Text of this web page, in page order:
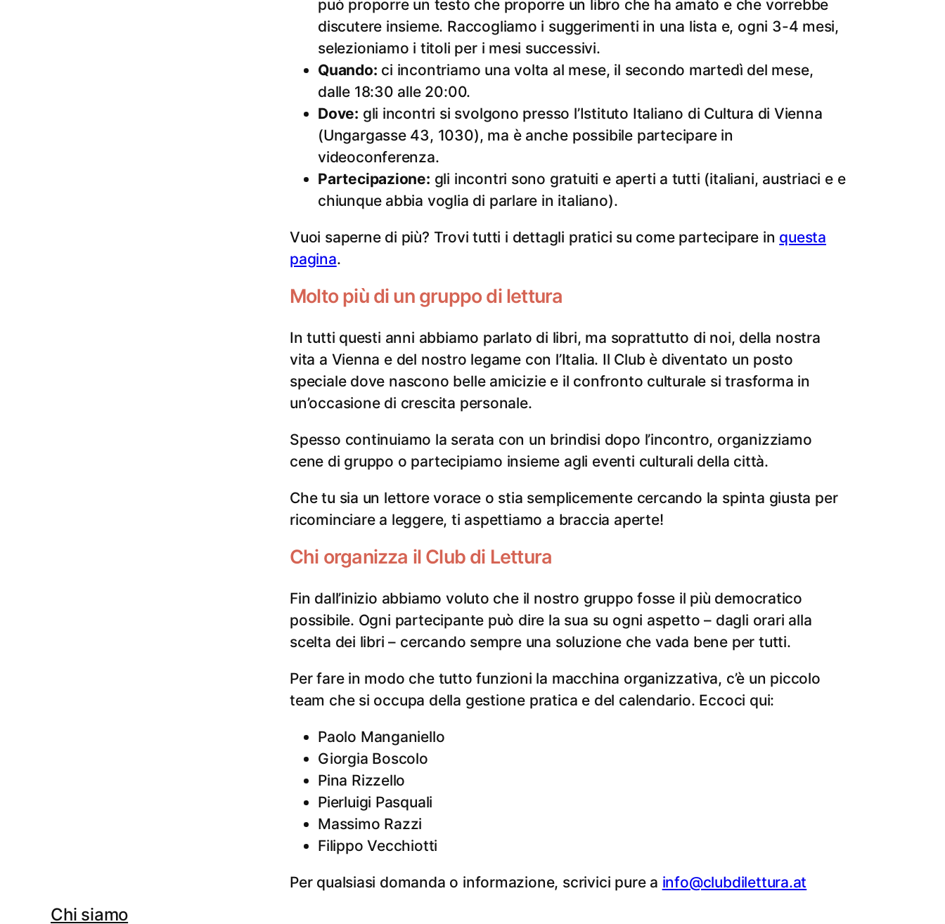
Chi siamo
può proporre un testo che proporre un libro che ha amato e che vorrebbe
discutere insieme. Raccogliamo i suggerimenti in una lista e, ogni 3-4 mesi,
selezioniamo i titoli per i mesi successivi.
Quando: ci incontriamo una volta al mese, il secondo martedì del mese,
dalle 18:30 alle 20:00.
Dove: gli incontri si svolgono presso l’Istituto Italiano di Cultura di Vienna
(Ungargasse 43, 1030), ma è anche possibile partecipare in
videoconferenza.
Partecipazione: gli incontri sono gratuiti e aperti a tutti (italiani, austriaci e e
chiunque abbia voglia di parlare in italiano).
Vuoi saperne di più? Trovi tutti i dettagli pratici su come partecipare in questa
pagina.
Molto più di un gruppo di lettura
In tutti questi anni abbiamo parlato di libri, ma soprattutto di noi, della nostra
vita a Vienna e del nostro legame con l’Italia. Il Club è diventato un posto
speciale dove nascono belle amicizie e il confronto culturale si trasforma in
un’occasione di crescita personale.
Spesso continuiamo la serata con un brindisi dopo l’incontro, organizziamo
cene di gruppo o partecipiamo insieme agli eventi culturali della città.
Che tu sia un lettore vorace o stia semplicemente cercando la spinta giusta per
ricominciare a leggere, ti aspettiamo a braccia aperte!
Chi organizza il Club di Lettura
Fin dall’inizio abbiamo voluto che il nostro gruppo fosse il più democratico
possibile. Ogni partecipante può dire la sua su ogni aspetto – dagli orari alla
scelta dei libri – cercando sempre una soluzione che vada bene per tutti.
Per fare in modo che tutto funzioni la macchina organizzativa, c’è un piccolo
team che si occupa della gestione pratica e del calendario. Eccoci qui:
Paolo Manganiello
Giorgia Boscolo
Pina Rizzello
Pierluigi Pasquali
Massimo Razzi
Filippo Vecchiotti
Per qualsiasi domanda o informazione, scrivici pure a info@clubdilettura.at